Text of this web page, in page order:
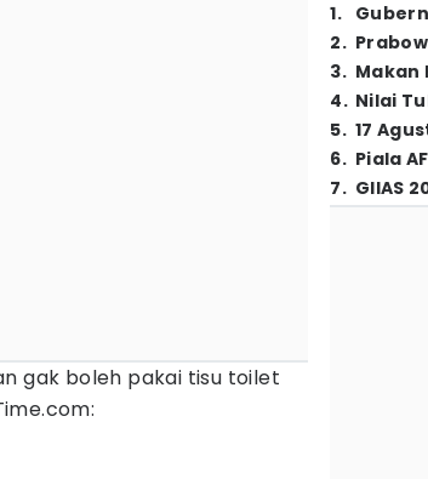
gak boleh pakai tisu toilet
1.
2.
3. Makan
4. Nilai
5. 17
6. Piala
7. GIIAS